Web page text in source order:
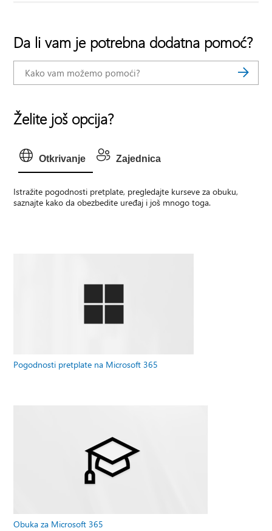
Da li vam je potrebna dodatna pomoć?
Želite još opcija?
Otkrivanje Zajednica
Istražite pogodnosti pretplate, pregledajte kurseve za obuku,
saznajte kako da obezbedite uređaj i još mnogo toga.
Pogodnosti pretplate na Microsoft 365
Obuka za Microsoft 365